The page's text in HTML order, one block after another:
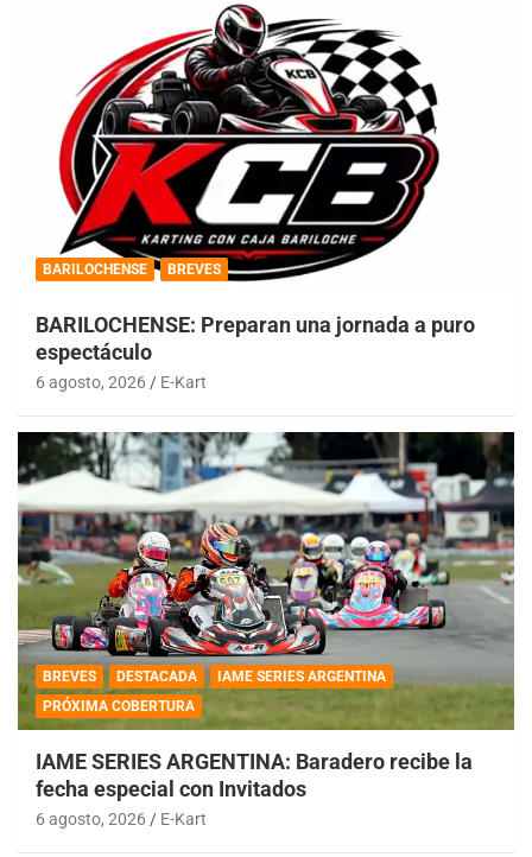
BARILOCHENSE BREVES
BARILOCHENSE: Preparan una jornada a puro
espectáculo
6 agosto, 2026 E-Kart
BREVES DESTACADA
IAME SERIES ARGENTINA
PRÓXIMA COBERTURA
IAME SERIES ARGENTINA: Baradero recibe la
fecha especial con Invitados
6 agosto, 2026 E-Kart